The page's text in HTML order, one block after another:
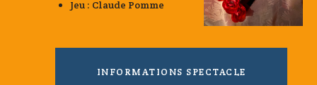
Jeu : Claude Pomme
INFORMATIONS SPECTACLE